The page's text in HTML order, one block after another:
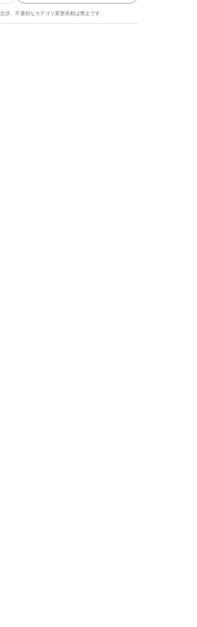
渉、不適切なカテゴリ変更依頼は禁止です